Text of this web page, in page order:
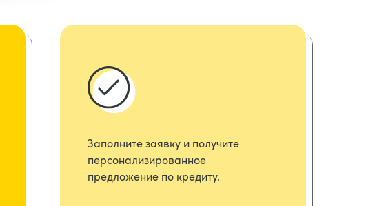
Заполните заявку и получите
персонализированное
предложение по кредиту.